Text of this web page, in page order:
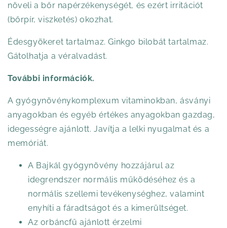
növeli a bőr napérzékenységét, és ezért irritációt
(bőrpír, viszketés) okozhat.
Édesgyökeret tartalmaz. Ginkgo bilobát tartalmaz.
Gátolhatja a véralvadást.
További információk.
A gyógynövénykomplexum vitaminokban, ásványi
anyagokban és egyéb értékes anyagokban gazdag,
idegességre ajánlott. Javítja a lelki nyugalmat és a
memóriát.
A Bajkál gyógynövény hozzájárul az
idegrendszer normális működéséhez és a
normális szellemi tevékenységhez, valamint
enyhíti a fáradtságot és a kimerültséget.
Az orbáncfű ajánlott érzelmi